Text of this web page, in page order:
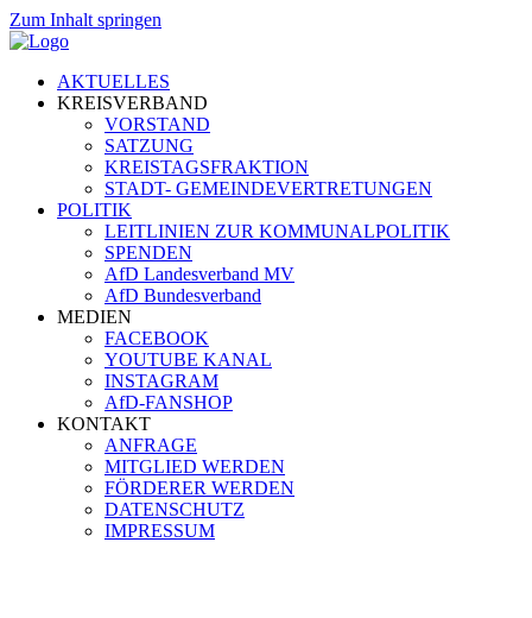
Zum Inhalt springen
AKTUELLES
KREISVERBAND
VORSTAND
SATZUNG
KREISTAGSFRAKTION
STADT- GEMEINDEVERTRETUNGEN
POLITIK
LEITLINIEN ZUR KOMMUNALPOLITIK
SPENDEN
AfD Landesverband MV
AfD Bundesverband
MEDIEN
FACEBOOK
YOUTUBE KANAL
INSTAGRAM
AfD-FANSHOP
KONTAKT
ANFRAGE
MITGLIED WERDEN
FÖRDERER WERDEN
DATENSCHUTZ
IMPRESSUM